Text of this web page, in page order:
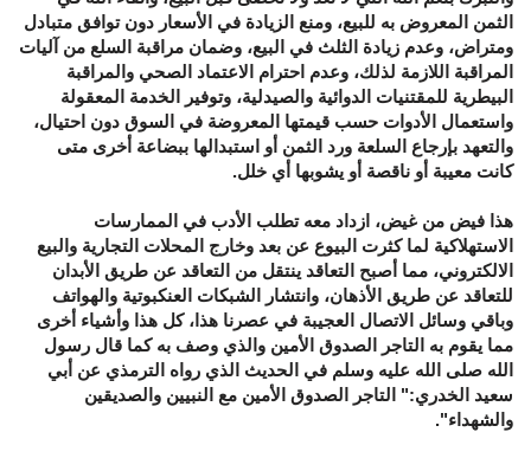
الثمن المعروض به للبيع، ومنع الزيادة في الأسعار دون توافق متبادل
ومتراض، وعدم زيادة الثلث في البيع، وضمان مراقبة السلع من آليات
المراقبة اللازمة لذلك، وعدم احترام الاعتماد الصحي والمراقبة
البيطرية للمقتنيات الدوائية والصيدلية، وتوفير الخدمة المعقولة
واستعمال الأدوات حسب قيمتها المعروضة في السوق دون احتيال،
والتعهد بإرجاع السلعة ورد الثمن أو استبدالها ببضاعة أخرى متى
كانت معيبة أو ناقصة أو يشوبها أي خلل.
هذا فيض من غيض، ازداد معه تطلب الأدب في الممارسات
الاستهلاكية لما كثرت البيوع عن بعد وخارج المحلات التجارية والبيع
الالكتروني، مما أصبح التعاقد ينتقل من التعاقد عن طريق الأبدان
للتعاقد عن طريق الأذهان، وانتشار الشبكات العنكبوتية والهواتف
وباقي وسائل الاتصال العجيبة في عصرنا هذا، كل هذا وأشياء أخرى
مما يقوم به التاجر الصدوق الأمين والذي وصف به كما قال رسول
الله صلى الله عليه وسلم في الحديث الذي رواه الترمذي عن أبي
سعيد الخدري:" التاجر الصدوق الأمين مع النبيين والصديقين
والشهداء".